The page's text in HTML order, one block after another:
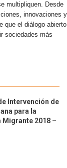
multipliquen. Desde
innovaciones y
que el diálogo abierto
sociedades más
Intervención de
para la
2018 –